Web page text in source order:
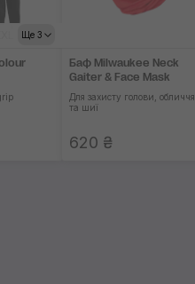
Ще 3
Баф Milwaukee Neck
Gaiter & Face Mask
Для захисту голови, обличчя
та шиї
620 ₴